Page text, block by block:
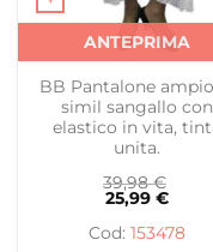
Questo prodotto
ANTEPRIMA
BB Pantalone
simil sangallo con
elastico in vita,
unita.
39,98€
25,99 €
153478